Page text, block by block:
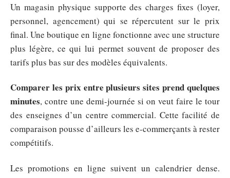
Un magasin physique supporte des charges fixes (loyer,
personnel, agencement) qui se répercutent sur le prix
final. Une boutique en ligne fonctionne avec une structure
plus légère, ce qui lui permet souvent de proposer des
tarifs plus bas sur des modèles équivalents.
Comparer les prix entre plusieurs sites prend quelques
minutes, contre une demi-journée si on veut faire le tour
des enseignes d’un centre commercial. Cette facilité de
comparaison pousse d’ailleurs les e-commerçants à rester
compétitifs.
Les promotions en ligne suivent un calendrier dense.